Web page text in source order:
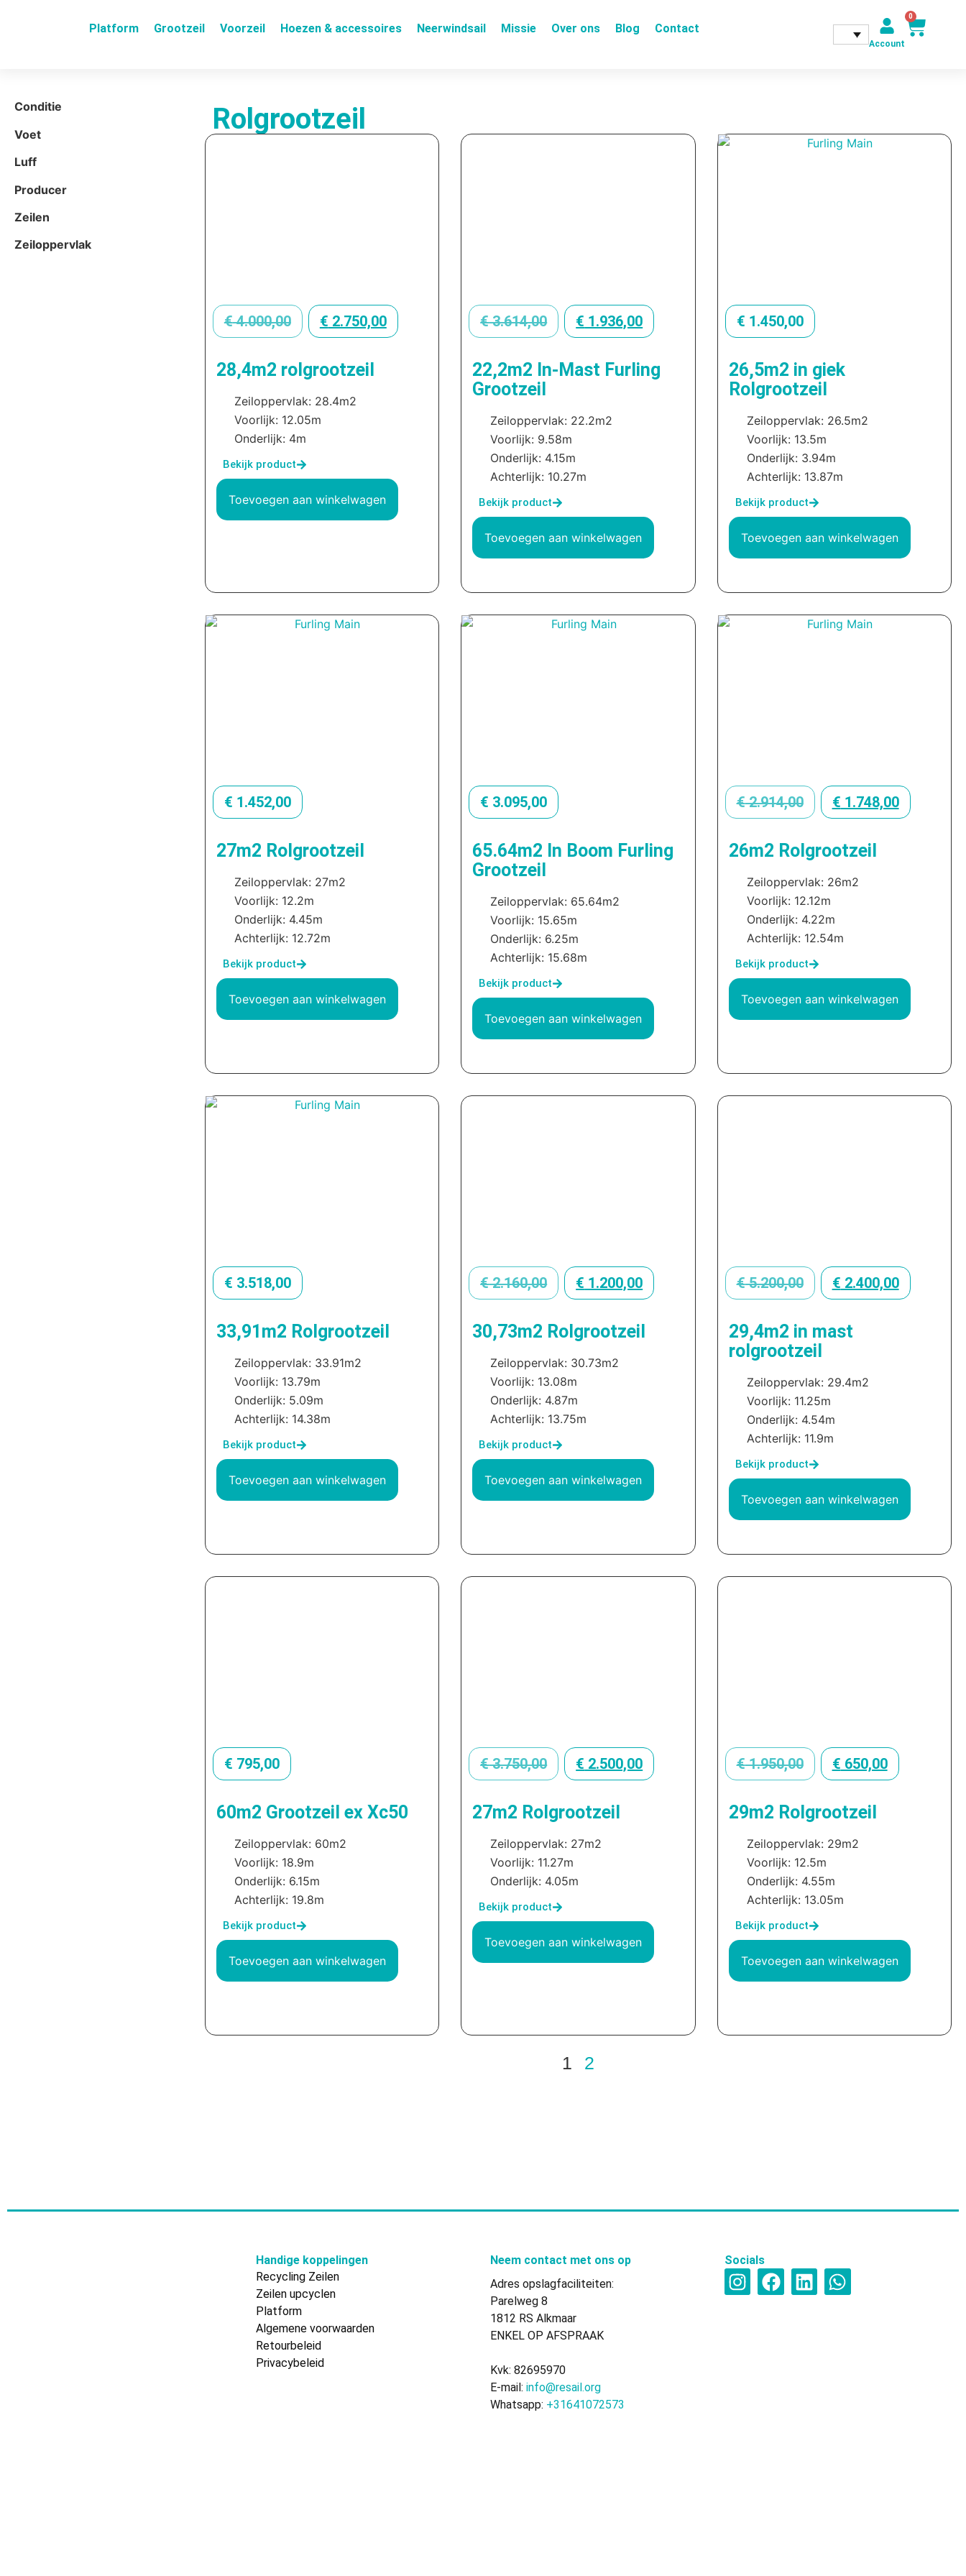
Platform Grootzeil Voorzeil Hoezen & accessoires Neerwindsail Missie Over ons Blog Contact
Account
0
Conditie
Voet
Luff
Producer
Zeilen
Zeiloppervlak
Rolgrootzeil
€4.000,00 € 2.750,00
28,4m2 rolgrootzeil
Zeiloppervlak: 28.4m2
Voorlijk: 12.05m
Onderlijk: 4m
Bekijk product
Toevoegen aan winkelwagen
€3.614,00 € 1.936,00
22,2m2 In-Mast Furling
Grootzeil
Zeiloppervlak: 22.2m2
Voorlijk: 9.58m
Onderlijk: 4.15m
Achterlijk: 10.27m
Bekijk product
Toevoegen aan winkelwagen
€ 1.450,00
26,5m2 in giek
Rolgrootzeil
Zeiloppervlak: 26.5m2
Voorlijk: 13.5m
Onderlijk: 3.94m
Achterlijk: 13.87m
Bekijk product
Toevoegen aan winkelwagen
€ 1.452,00
27m2 Rolgrootzeil
Zeiloppervlak: 27m2
Voorlijk: 12.2m
Onderlijk: 4.45m
Achterlijk: 12.72m
Bekijk product
Toevoegen aan winkelwagen
€ 3.095,00
65.64m2 In Boom Furling
Grootzeil
Zeiloppervlak: 65.64m2
Voorlijk: 15.65m
Onderlijk: 6.25m
Achterlijk: 15.68m
Bekijk product
Toevoegen aan winkelwagen
€2.914,00 € 1.748,00
26m2 Rolgrootzeil
Zeiloppervlak: 26m2
Voorlijk: 12.12m
Onderlijk: 4.22m
Achterlijk: 12.54m
Bekijk product
Toevoegen aan winkelwagen
€ 3.518,00
33,91m2 Rolgrootzeil
Zeiloppervlak: 33.91m2
Voorlijk: 13.79m
Onderlijk: 5.09m
Achterlijk: 14.38m
Bekijk product
Toevoegen aan winkelwagen
€2.160,00 € 1.200,00
30,73m2 Rolgrootzeil
Zeiloppervlak: 30.73m2
Voorlijk: 13.08m
Onderlijk: 4.87m
Achterlijk: 13.75m
Bekijk product
Toevoegen aan winkelwagen
€5.200,00 € 2.400,00
29,4m2 in mast
rolgrootzeil
Zeiloppervlak: 29.4m2
Voorlijk: 11.25m
Onderlijk: 4.54m
Achterlijk: 11.9m
Bekijk product
Toevoegen aan winkelwagen
€ 795,00
60m2 Grootzeil ex Xc50
Zeiloppervlak: 60m2
Voorlijk: 18.9m
Onderlijk: 6.15m
Achterlijk: 19.8m
Bekijk product
Toevoegen aan winkelwagen
€3.750,00 € 2.500,00
27m2 Rolgrootzeil
Zeiloppervlak: 27m2
Voorlijk: 11.27m
Onderlijk: 4.05m
Bekijk product
Toevoegen aan winkelwagen
€1.950,00 € 650,00
29m2 Rolgrootzeil
Zeiloppervlak: 29m2
Voorlijk: 12.5m
Onderlijk: 4.55m
Achterlijk: 13.05m
Bekijk product
Toevoegen aan winkelwagen
1 2
Handige koppelingen
Recycling Zeilen
Zeilen upcyclen
Platform
Algemene voorwaarden
Retourbeleid
Privacybeleid
Neem contact met ons op
Adres opslagfaciliteiten:
Parelweg 8
1812 RS Alkmaar
ENKEL OP AFSPRAAK
Kvk: 82695970
E-mail: info@resail.org
Whatsapp: +31641072573
Socials